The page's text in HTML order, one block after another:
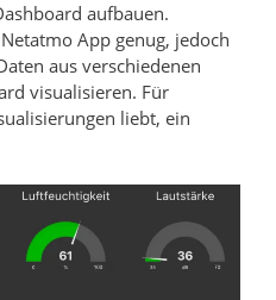
aufbauen.
App genug, jedoch
aus verschiedenen
visualisieren. Für
liebt, ein